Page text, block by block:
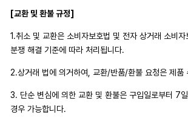
[교환 및 환불 규정]
1.취소 및 교환은 소비자보호법 및 전자 상거래 소비
분쟁 해결 기준에 따라 처리됩니다.
2.상거래 법에 의거하여, 교환/반품/환불 요청은 제
3. 단순 변심에 의한 교환 및 환불은 구입일로부터 7
경우 가능합니다.